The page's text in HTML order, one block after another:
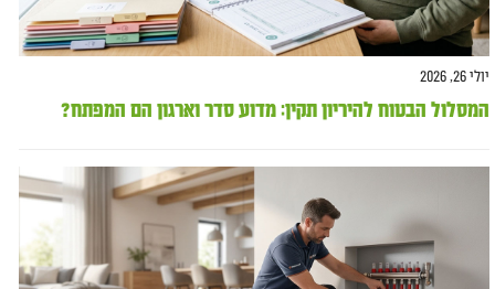
יולי 26, 2026
המסלול הבטוח להיריון תקין: מדוע סדר וארגון הם המפתח?